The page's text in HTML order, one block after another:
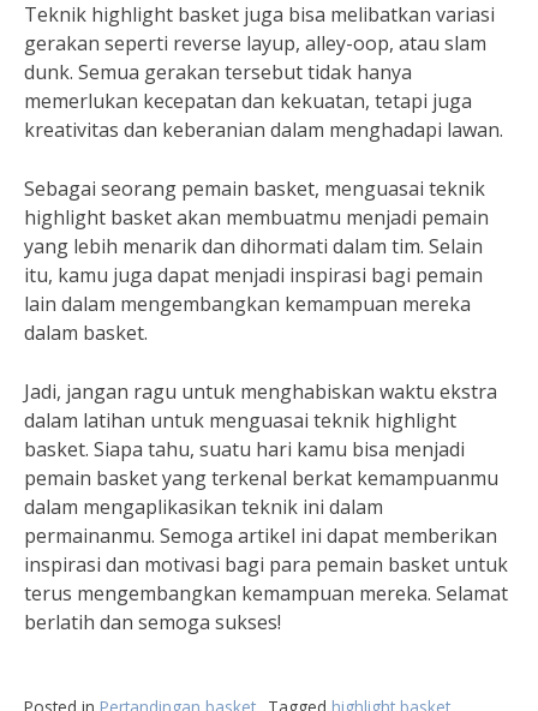
Teknik highlight basket juga bisa melibatkan variasi
gerakan seperti reverse layup, alley-oop, atau slam
dunk. Semua gerakan tersebut tidak hanya
memerlukan kecepatan dan kekuatan, tetapi juga
kreativitas dan keberanian dalam menghadapi lawan.
Sebagai seorang pemain basket, menguasai teknik
highlight basket akan membuatmu menjadi pemain
yang lebih menarik dan dihormati dalam tim. Selain
itu, kamu juga dapat menjadi inspirasi bagi pemain
lain dalam mengembangkan kemampuan mereka
dalam basket.
Jadi, jangan ragu untuk menghabiskan waktu ekstra
dalam latihan untuk menguasai teknik highlight
basket. Siapa tahu, suatu hari kamu bisa menjadi
pemain basket yang terkenal berkat kemampuanmu
dalam mengaplikasikan teknik ini dalam
permainanmu. Semoga artikel ini dapat memberikan
inspirasi dan motivasi bagi para pemain basket untuk
terus mengembangkan kemampuan mereka. Selamat
berlatih dan semoga sukses!